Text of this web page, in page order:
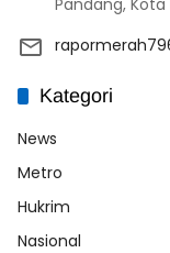
Kategori
News
Metro
Hukrim
Nasional